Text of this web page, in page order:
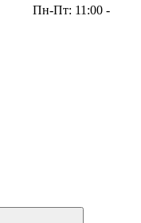
Пн-Пт: 11:00 -